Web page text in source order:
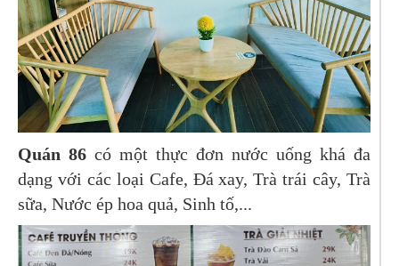
Quán 86 có một thực đơn nước uống khá đa
dạng với các loại Cafe, Đá xay, Trà trái cây, Trà
sữa, Nước ép hoa quả, Sinh tố,...